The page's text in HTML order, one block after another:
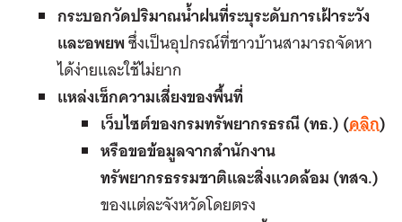
กระบอกวัดปริมาณน้ำฝนที่ระบุระดับการเฝ้าระวัง
และอพยพซึ่งเป็นอุปกรณ์ที่ชาวบ้านสามารถจัดหา
ได้ง่ายและใช้ไม่ยาก
แหล่งเช็กความเสี่ยงของพื้นที่
เว็บไซต์ของกรมทรัพยากรธรณี(ทธ.)(คลิก)
หรือขอข้อมูลจากสำนักงาน
ทรัพยากรธรรมชาติและสิ่งแวดล้อม (ทสจ.)
ของแต่ละจังหวัดโดยตรง